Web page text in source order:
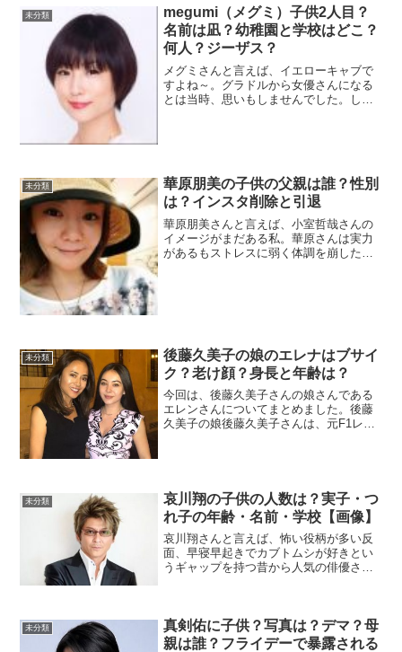
20日、俳優でタレントの野々村真さんと
タレントの野々村俊恵...
未分類
megumi（メグミ）子供2人目？
名前は凪？幼稚園と学校はどこ？
何人？ジーザス？
メグミさんと言えば、イエローキャブで
すよね～。グラドルから女優さんになる
とは当時、思いもしませんでした。しか
未分類
華原朋美の子供の父親は誰？性別
は？インスタ削除と引退
華原朋美さんと言えば、小室哲哉さんの
イメージがまだある私。華原さんは実力
があるもストレスに弱く体調を崩した
未分類
後藤久美子の娘のエレナはブサイ
ク？老け顔？身長と年齢は？
今回は、後藤久美子さんの娘さんである
エレンさんについてまとめました。後藤
久美子の娘後藤久美子さんは、元F1レー
未分類
哀川翔の子供の人数は？実子・つ
れ子の年齢・名前・学校【画像】
哀川翔さんと言えば、怖い役柄が多い反
面、早寝早起きでカブトムシが好きとい
うギャップを持つ昔から人気の俳優さん
年に青地公美さんと結婚...
未分類
真剣佑に子供？写真は？デマ？母
親は誰？フライデーで暴露される